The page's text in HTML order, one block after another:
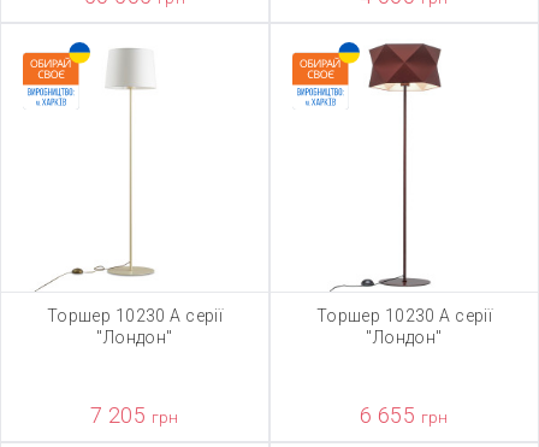
Торшер 10230 А серії
"Лондон"
7 205 грн
Торшер 10230 А серії
"Лондон"
6 655 грн